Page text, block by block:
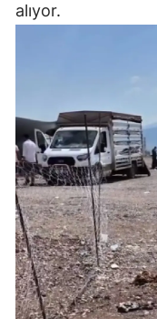
alıyor.